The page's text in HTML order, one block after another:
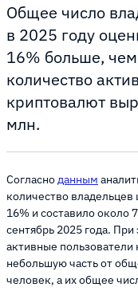
Общее число
в 2025 году
16% больше,
количество
криптовалют
млн.
Согласноданным
количество
16% и составило около
сентябрь 2025 года.
активные
небольшую часть от
человек, а их общее